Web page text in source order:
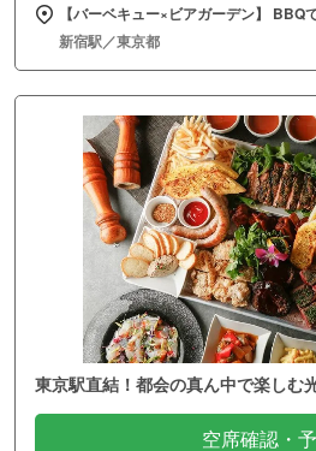
【バーベキュー×ビアガーデン】 BBQ
新宿駅／東京都
東京駅直結！都会の真ん中で楽しむ
空席確認・